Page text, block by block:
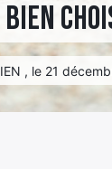
bien
, le 21